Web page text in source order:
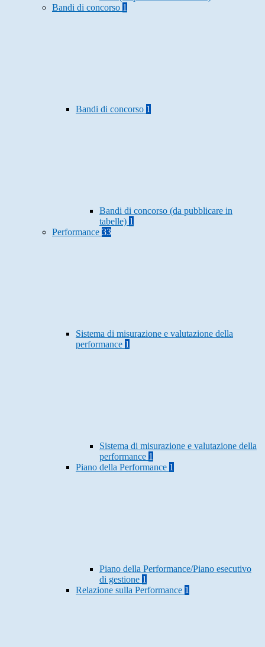
Bandi di concorso 1
Bandi di concorso 1
Bandi di concorso (da pubblicare in
tabelle) 1
Performance 33
Sistema di misurazione e valutazione della
performance 1
Sistema di misurazione e valutazione della
performance 1
Piano della Performance 1
Piano della Performance/Piano esecutivo
di gestione 1
Relazione sulla Performance 1